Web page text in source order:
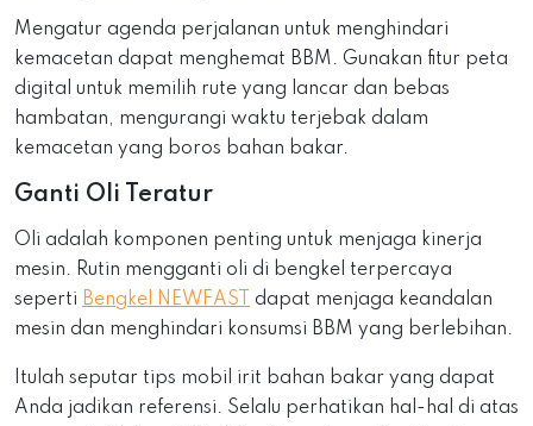
Mengatur agenda perjalanan untuk menghindari
kemacetan dapat menghemat BBM. Gunakan fitur peta
digital untuk memilih rute yang lancar dan bebas
hambatan, mengurangi waktu terjebak dalam
kemacetan yang boros bahan bakar.
Ganti Oli Teratur
Oli adalah komponen penting untuk menjaga kinerja
mesin. Rutin mengganti oli di bengkel terpercaya
seperti Bengkel NEWFAST
dapat menjaga keandalan
mesin dan menghindari konsumsi BBM yang berlebihan.
Itulah seputar tips mobil irit bahan bakar yang dapat
Anda jadikan referensi. Selalu perhatikan hal-hal di atas